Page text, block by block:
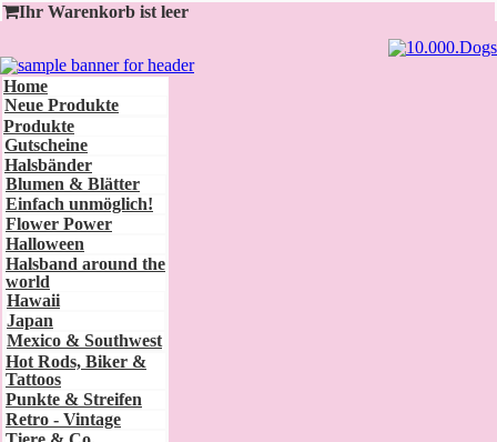
Ihr Warenkorb ist leer
Home
Neue Produkte
Produkte
Gutscheine
Halsbänder
Blumen & Blätter
Einfach unmöglich!
Flower Power
Halloween
Halsband around the
world
Hawaii
Japan
Mexico & Southwest
Hot Rods, Biker &
Tattoos
Punkte & Streifen
Retro - Vintage